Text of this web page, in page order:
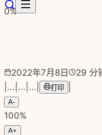
跳转到主要内容
0%
2022年7月8日 29 分
... ... ... 打印
A-
100%
A+